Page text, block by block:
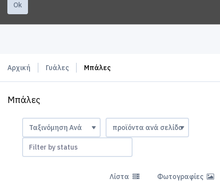
Ok
Αρχική Γυάλες Μπάλες
Μπάλες
Filter by status
Λίστα Φωτογραφίες